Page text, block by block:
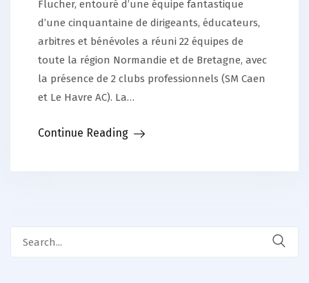
Flucher, entouré d’une équipe fantastique
d’une cinquantaine de dirigeants, éducateurs,
arbitres et bénévoles a réuni 22 équipes de
toute la région Normandie et de Bretagne, avec
la présence de 2 clubs professionnels (SM Caen
et Le Havre AC). La…
Continue Reading